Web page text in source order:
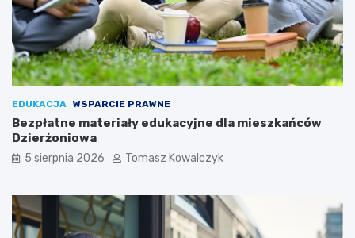
EDUKACJA WSPARCIE PRAWNE
Bezpłatne materiały edukacyjne dla mieszkańców
Dzierżoniowa
5 sierpnia 2026 Tomasz Kowalczyk